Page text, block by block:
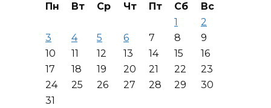
Пн Вт Ср Чт Пт Сб
Вс
1
2
3
4 5 6 7 8
9
10
11 12 13 14 15
16
17
18 19 20 21 22
23
24
25 26 27 28 29
30
31